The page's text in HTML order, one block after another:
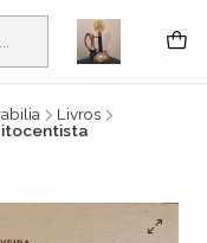
em Viana do
Livros